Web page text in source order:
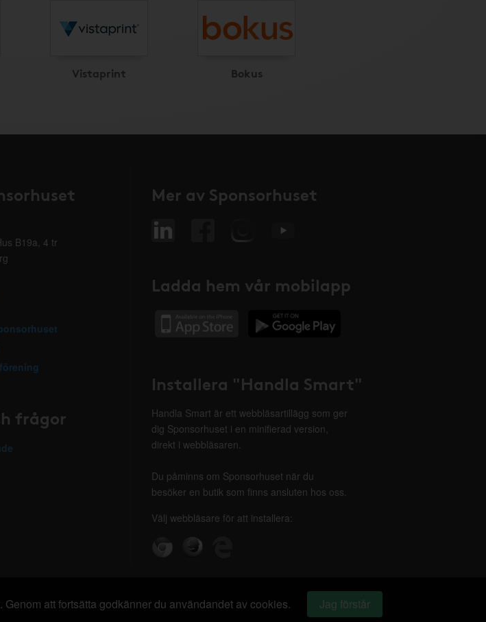
Vistaprint Bokus
B19a, 4 tr
frågor
Mer av Sponsorhuset
Ladda hem vår mobilapp
Installera "Handla Smart"
Handla Smart är ett webbläsartillägg som ger
dig Sponsorhuset i en minifierad version,
direkt i webbläsaren.
Du påminns om Sponsorhuset när du
besöker en butik som finns ansluten hos oss.
Välj webbläsare för att installera:
att fortsätta godkänner du användandet av cookies. Jag förstår